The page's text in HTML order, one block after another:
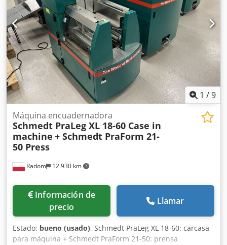
1 /9
Radom 12.930 km
Máquina encuadernadora
Schmedt PraLeg XL 18-60 Case in
machine + Schmedt PraForm 21-
50 Press
Información de
precio
Llamar
Estado: bueno (usado), Schmedt PraLeg XL 18-60: carcasa
para máquina + Schmedt PraForm 21-50: prensa